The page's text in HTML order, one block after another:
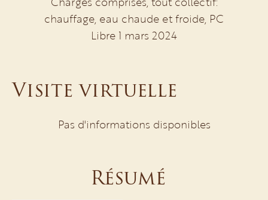
chauffage, eau chaude et froide, PC
Libre 1 mars 2024
Visite virtuelle
Pas d'informations disponibles
Résumé